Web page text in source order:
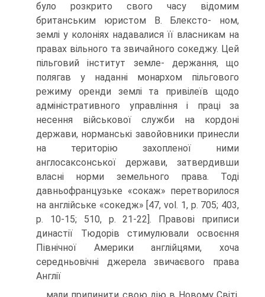
було розкрито свого часу відомим
британським юристом В. Блексто- ном,
землі у колоніях надавалися її власникам на
правах вільного та звичайного сокеджу. Цей
пільговий інститут земле- держання, що
полягав у наданні монархом пільгового
режиму оренди землі та привілеїв щодо
адміністративного управління і праці за
несення військової служби на кордоні
держави, норманські завойовники принесли
на територію захопленої ними
англосаксонської держави, затвердивши
власні норми земельного права. Тоді
давньофранцузьке «сокаж» перетворилося
на англійське «сокедж» [47, vol. 1, р. 705; 403,
р. 10-15; 510, р. 21-22]. Правові приписи
династії Тюдорів стимулювали освоєння
Північної Америки англійцями, хоча
середньовічні джерела звичаєвого права
Англії